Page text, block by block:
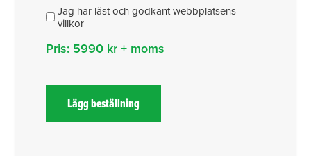
Jag har läst och godkänt webbplatsens
villkor
Pris: 5990 kr + moms